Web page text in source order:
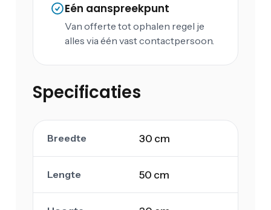
Eén aanspreekpunt
Van offerte tot ophalen regel je
alles via één vast contactpersoon.
Specificaties
Breedte 30 cm
Lengte 50 cm